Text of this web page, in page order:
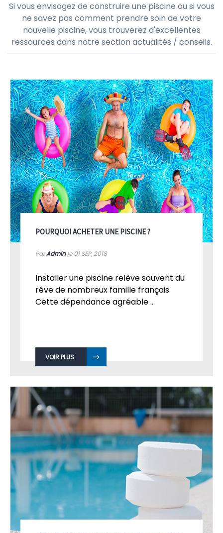
Si vous envisagez de construire une piscine ou si vous
ne savez pas comment prendre soin de votre
nouvelle piscine, vous trouverez d'excellentes
ressources dans notre section actualités / conseils.
POURQUOI ACHETER UNE PISCINE ?
ParAdminle 01SEP, 2018
Installer une piscine relève souvent du
rêve de nombreux famille français.
Cette dépendance agréable ...
VOIR PLUS